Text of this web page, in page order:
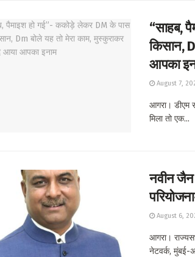
“साहब,
किसान,
आपका
August 7,
आगरा। डीएम
मिला तो एक...
नवीन जैन
August 6,
आगरा।
नेटवर्क, मुंबई-